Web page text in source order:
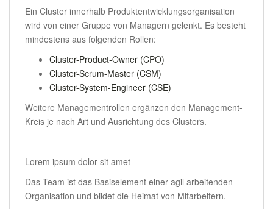
Ein Cluster innerhalb Produktentwicklungsorganisation
wird von einer Gruppe von Managern gelenkt. Es besteht
mindestens aus folgenden Rollen:
Cluster-Product-Owner (CPO)
Cluster-Scrum-Master (CSM)
Cluster-System-Engineer (CSE)
Weitere Managementrollen ergänzen den Management-
Kreis je nach Art und Ausrichtung des Clusters.
Lorem ipsum dolor sit amet
Das Team ist das Basiselement einer agil arbeitenden
Organisation und bildet die Heimat von Mitarbeitern.